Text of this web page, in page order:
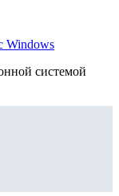
Windows
системой